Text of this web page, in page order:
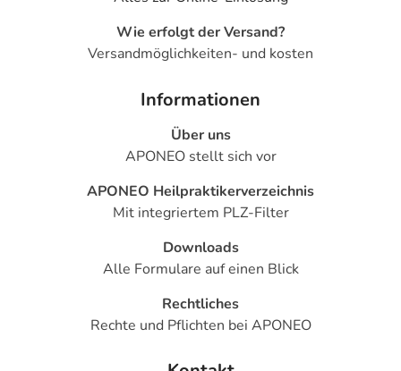
- Halsschmerzen
- Nasenbluten
- Magen-Darm-Beschwerden
- Zahnschmerzen
- Muskelkrämpfe
Wie erfolgt der Versand?
Versandmöglichkeiten- und kosten
Informationen
Über uns
APONEO stellt sich vor
APONEO Heilpraktikerverzeichnis
Mit integriertem PLZ-Filter
Downloads
Alle Formulare auf einen Blick
Rechtliches
Rechte und Pflichten bei APONEO